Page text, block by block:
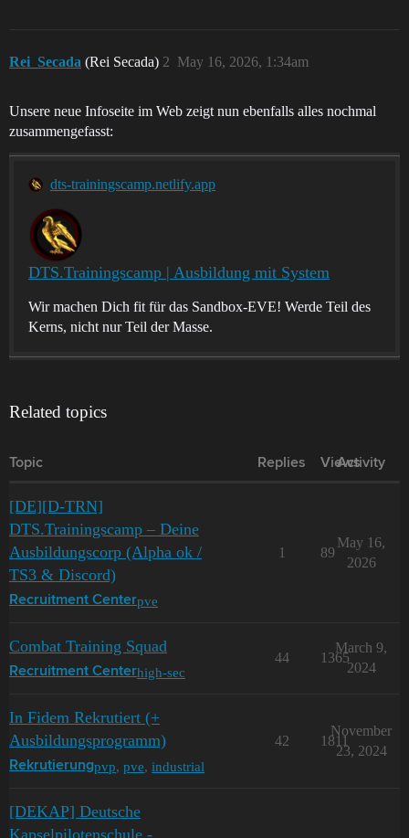
Rei_Secada (Rei Secada) May 16, 2026, 1:34am
2
Unsere neue Infoseite im Web zeigt nun ebenfalls alles nochmal
zusammengefasst:
dts-trainingscamp.netlify.app
DTS.Trainingscamp | Ausbildung mit System
Wir machen Dich fit für das Sandbox-EVE! Werde Teil des
Kerns, nicht nur Teil der Masse.
Related topics
Topic Replies Views
Activity
[DE][D-TRN]
DTS.Trainingscamp – Deine
Ausbildungscorp (Alpha ok /
TS3 & Discord)
Recruitment Centerpve
1 89
May 16,
2026
Combat Training Squad
Recruitment Centerhigh-sec
44 1365
March 9,
2024
In Fidem Rekrutiert (+
Ausbildungsprogramm)
Rekrutierungpvp, pve, industrial
42 1811
November
23, 2024
[DEKAP] Deutsche